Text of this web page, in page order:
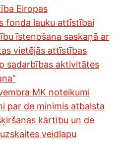
Eiropas
fonda lauku attīstībai
īstenošana saskaņā ar
vietējās attīstības
sadarbības aktivitātes
MK noteikumi
par de minimis atbalsta
kārtību un de
veidlapu